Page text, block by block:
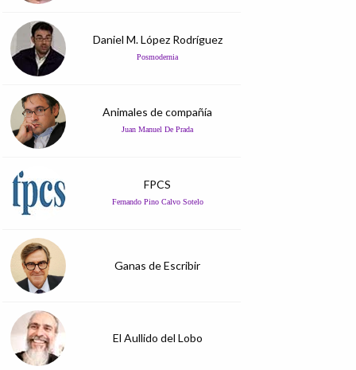
Daniel M. López Rodríguez
Posmodernia
Animales de compañía
Juan Manuel De Prada
FPCS
Fernando Pino Calvo Sotelo
Ganas de Escribir
El Aullido del Lobo